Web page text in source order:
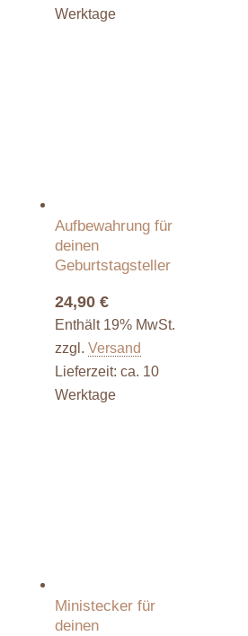
Werktage
Aufbewahrung für
deinen
Geburtstagsteller
24,90 €
Enthält 19% MwSt.
zzgl. Versand
Lieferzeit: ca. 10
Werktage
Ministecker für
deinen